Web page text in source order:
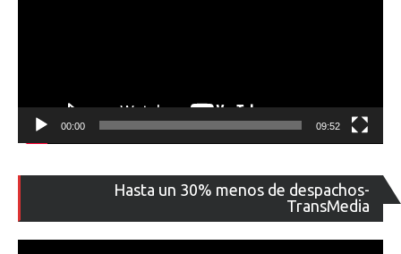
00:00 09:52
Hasta un 30% menos de despachos-
TransMedia
de